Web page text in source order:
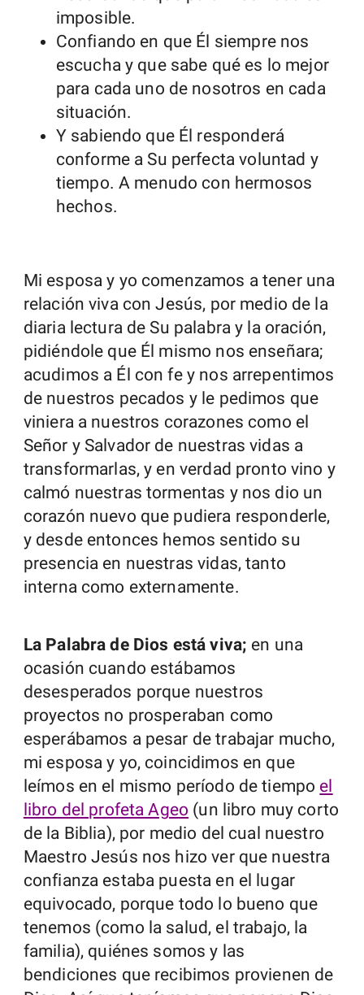
imposible.
Confiando en que Él siempre nos
escucha y que sabe qué es lo mejor
para cada uno de nosotros en cada
situación.
Y sabiendo que Él responderá
conforme a Su perfecta voluntad y
tiempo. A menudo con hermosos
hechos.
Mi esposa y yo comenzamos a tener una
relación viva con Jesús, por medio de la
diaria lectura de Su palabra y la oración,
pidiéndole que Él mismo nos enseñara;
acudimos a Él con fe y nos arrepentimos
de nuestros pecados y le pedimos que
viniera a nuestros corazones como el
Señor y Salvador de nuestras vidas a
transformarlas, y en verdad pronto vino y
calmó nuestras tormentas y nos dio un
corazón nuevo que pudiera responderle,
y desde entonces hemos sentido su
presencia en nuestras vidas, tanto
interna como externamente.
La Palabra de Dios está viva; en una
ocasión cuando estábamos
desesperados porque nuestros
proyectos no prosperaban como
esperábamos a pesar de trabajar mucho,
mi esposa y yo, coincidimos en que
leímos en el mismo período de tiempo el
libro del profeta Ageo (un libro muy corto
de la Biblia), por medio del cual nuestro
Maestro Jesús nos hizo ver que nuestra
confianza estaba puesta en el lugar
equivocado, porque todo lo bueno que
tenemos (como la salud, el trabajo, la
familia), quiénes somos y las
bendiciones que recibimos provienen de